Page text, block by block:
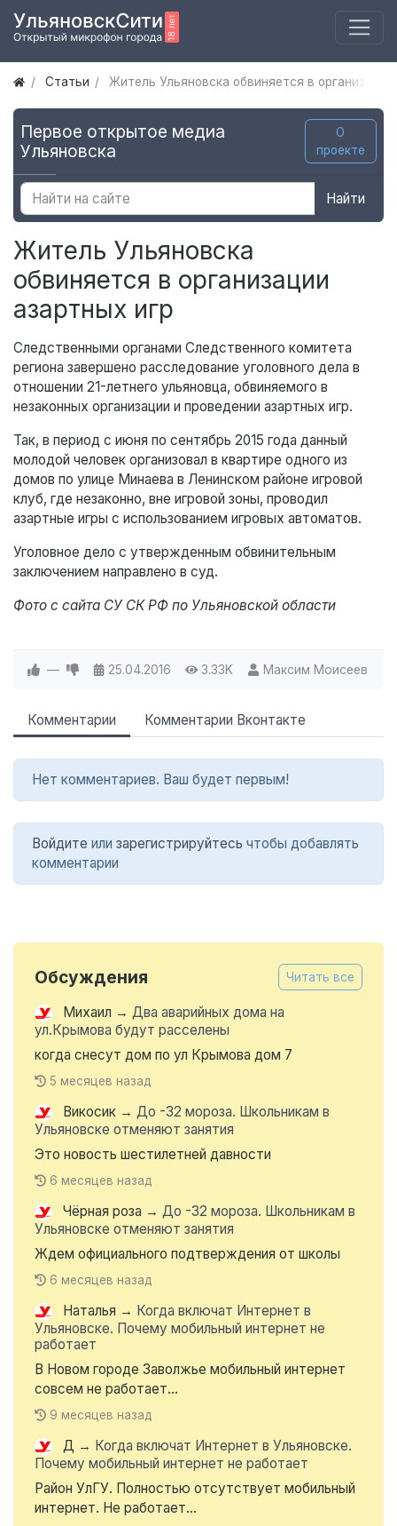
Статьи Житель Ульяновска обвиняется в организации
Первое открытое медиа
Ульяновска
О
проекте
Найти
Житель Ульяновска
обвиняется в организации
азартных игр
Следственными органами Следственного комитета
региона завершено расследование уголовного дела в
отношении 21-летнего ульяновца, обвиняемого в
незаконных организации и проведении азартных игр.
Так, в период с июня по сентябрь 2015 года данный
молодой человек организовал в квартире одного из
домов по улице Минаева в Ленинском районе игровой
клуб, где незаконно, вне игровой зоны, проводил
азартные игры с использованием игровых автоматов.
Уголовное дело с утвержденным обвинительным
заключением направлено в суд.
Фото с сайта СУ СК РФ по Ульяновской области
— 25.04.2016 3.33K Максим Моисеев
Комментарии Комментарии Вконтакте
Нет комментариев. Ваш будет первым!
Войдите или зарегистрируйтесь чтобы добавлять
комментарии
Обсуждения Читать все
Михаил → Два аварийных дома на
ул.Крымова будут расселены
когда снесут дом по ул Крымова дом 7
5 месяцев назад
Викосик → До -32 мороза. Школьникам в
Ульяновске отменяют занятия
Это новость шестилетней давности
6 месяцев назад
Чёрная роза → До -32 мороза. Школьникам в
Ульяновске отменяют занятия
Ждем официального подтверждения от школы
6 месяцев назад
Наталья → Когда включат Интернет в
Ульяновске. Почему мобильный интернет не
работает
В Новом городе Заволжье мобильный интернет
совсем не работает...
9 месяцев назад
Д → Когда включат Интернет в Ульяновске.
Почему мобильный интернет не работает
Район УлГУ. Полностью отсутствует мобильный
интернет. Не работает...